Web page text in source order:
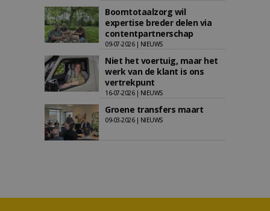
Boomtotaalzorg wil
expertise breder delen via
contentpartnerschap
09-07-2026 | NIEUWS
Niet het voertuig, maar het
werk van de klant is ons
vertrekpunt
16-07-2026 | NIEUWS
Groene transfers maart
09-03-2026 | NIEUWS